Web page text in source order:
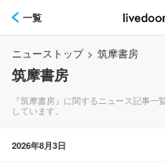
一覧
ニューストップ > 筑摩書房
筑摩書房
『筑摩書房』に関するニュース記事
しています。
2026年8月3日